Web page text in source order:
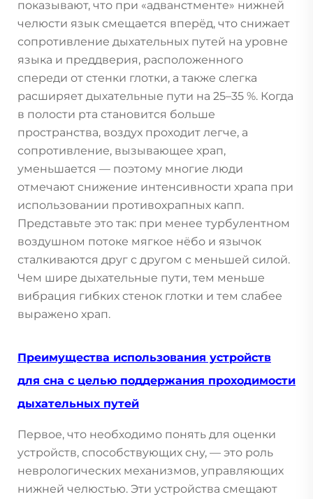
показывают, что при «адванстменте» нижней
челюсти язык смещается вперёд, что снижает
сопротивление дыхательных путей на уровне
языка и преддверия, расположенного
спереди от стенки глотки, а также слегка
расширяет дыхательные пути на 25–35 %. Когда
в полости рта становится больше
пространства, воздух проходит легче, а
сопротивление, вызывающее храп,
уменьшается — поэтому многие люди
отмечают снижение интенсивности храпа при
использовании противохрапных капп.
Представьте это так: при менее турбулентном
воздушном потоке мягкое нёбо и язычок
сталкиваются друг с другом с меньшей силой.
Чем шире дыхательные пути, тем меньше
вибрация гибких стенок глотки и тем слабее
выражено храп.
Преимущества использования устройств
для сна с целью поддержания проходимости
дыхательных путей
Первое, что необходимо понять для оценки
устройств, способствующих сну, — это роль
неврологических механизмов, управляющих
нижней челюстью. Эти устройства смещают